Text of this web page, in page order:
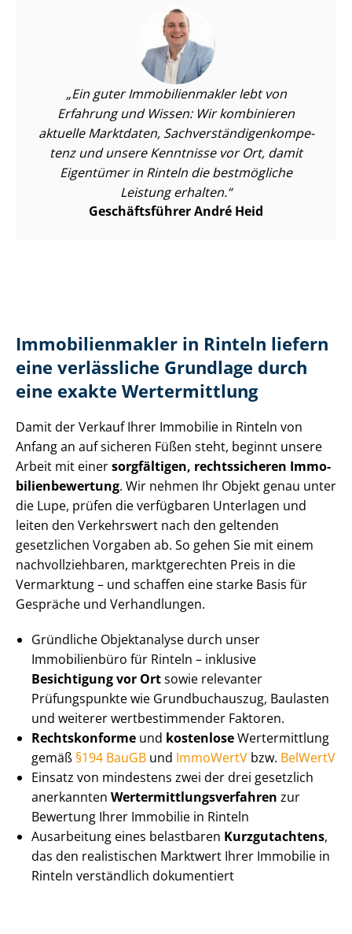
Ein guter Im­mo­bi­li­en­mak­ler lebt von
Erfahrung und Wissen: Wir kombinieren
aktuelle Marktdaten, Sach­ver­stän­di­gen­kom­pe­
tenz und unsere Kenntnisse vor Ort, damit
Eigentümer in Rinteln die bestmögliche
Leistung erhalten.
Geschäftsführer André Heid
Im­mo­bi­li­en­mak­ler in Rinteln liefern
eine verlässliche Grundlage durch
eine exakte Wertermittlung
Damit der Verkauf Ihrer Immobilie in Rinteln von
Anfang an auf sicheren Füßen steht, beginnt unsere
Arbeit mit einersorgfältigen, rechtssicheren Im­mo­
bi­li­en­be­wer­tung. Wir nehmen Ihr Objekt genau unter
die Lupe, prüfen die verfügbaren Unterlagen und
leiten den Verkehrswert nach den geltenden
gesetzlichen Vorgaben ab. So gehen Sie mit einem
nach­voll­zieh­ba­ren, marktgerechten Preis in die
Vermarktung – und schaffen eine starke Basis für
Gespräche und Verhandlungen.
Gründliche Objektanalyse durch unser
Immobilienbüro für Rinteln – inklusive
Besichtigung vor Ortsowie relevanter
Prüfungspunkte wie Grundbuchauszug, Baulasten
und weiterer wert­be­stim­men­der Faktoren.
Rechtskonforme und kostenloseWertermittlung
gemäß §194 BauGB und ImmoWertV bzw. BelWertV
Einsatz von mindestens zwei der drei gesetzlich
anerkannten Wert­ermitt­lungs­ver­fah­ren zur
Bewertung Ihrer Immobilie in Rinteln
Ausarbeitung eines belastbaren Kurzgutachtens,
das den realistischen Marktwert Ihrer Immobilie in
Rinteln verständlich dokumentiert